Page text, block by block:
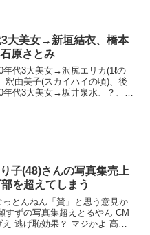
3大美女→新垣結衣、橋本
原さとみ
年代3大美女→沢尻エリカ(1ℓの
釈由美子(スカイハイの頃)、後
年代3大美女→坂井泉水、？、？
子(48)さんの写真集売上
を超えてしまう
っとんねん「賛」と思う意見か
すずの写真集超えとるやん CM
逃げ恥効果？ マジかよ 高齢